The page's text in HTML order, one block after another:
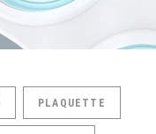
PLAQUETTE